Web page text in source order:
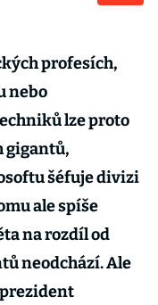
profesích,
nebo
lze proto
gigantů,
šéfuje divizi
ale spíše
na rozdíl od
neodchází. Ale